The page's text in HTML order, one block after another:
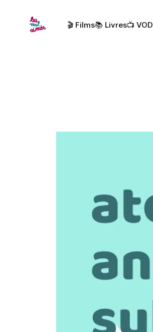
🎬 Films📚 Livres📺 VOD